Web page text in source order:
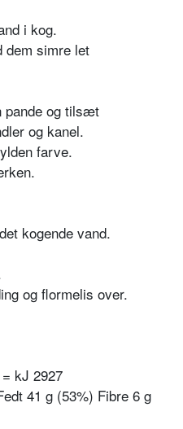
i kog.
dem simre let
pande og tilsæt
og kanel.
farve.
kogende vand.
og flormelis over.
kJ 2927
41 g (53%) Fibre 6 g